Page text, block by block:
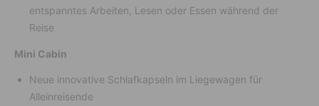
entspanntes Arbeiten, Lesen oder Essen während der
Reise
Mini Cabin
Neue innovative Schlafkapseln im Liegewagen für
Alleinreisende